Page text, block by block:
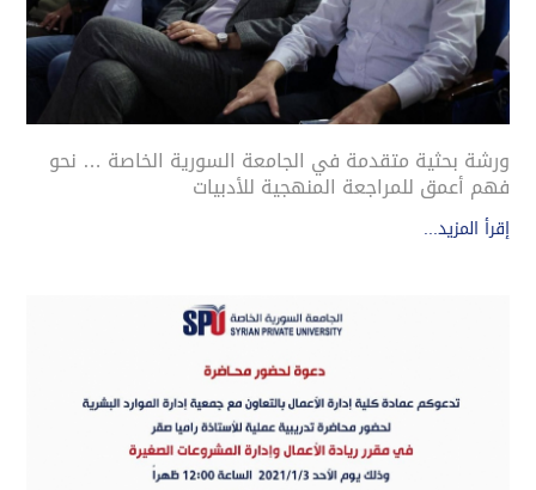
ورشة بحثية متقدمة في الجامعة السورية الخاصة … نحو
فهم أعمق للمراجعة المنهجية للأدبيات
إقرأ المزيد...